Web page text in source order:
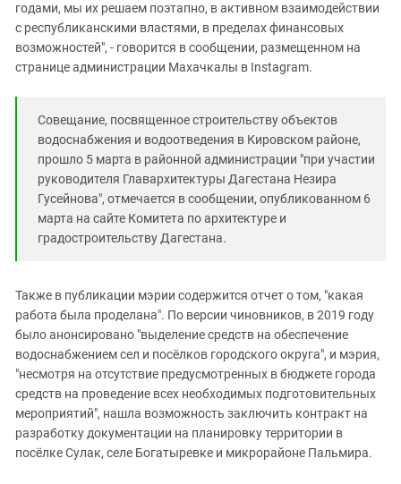
годами, мы их решаем поэтапно, в активном взаимодействии
с республиканскими властями, в пределах финансовых
возможностей", - говорится в сообщении, размещенном на
странице администрации Махачкалы в Instagram.
Совещание, посвященное строительству объектов
водоснабжения и водоотведения в Кировском районе,
прошло 5 марта в районной администрации "при участии
руководителя Главархитектуры Дагестана Незира
Гусейнова", отмечается в сообщении, опубликованном 6
марта на сайте Комитета по архитектуре и
градостроительству Дагестана.
Также в публикации мэрии содержится отчет о том, "какая
работа была проделана". По версии чиновников, в 2019 году
было анонсировано "выделение средств на обеспечение
водоснабжением сел и посёлков городского округа", и мэрия,
"несмотря на отсутствие предусмотренных в бюджете города
средств на проведение всех необходимых подготовительных
мероприятий", нашла возможность заключить контракт на
разработку документации на планировку территории в
посёлке Сулак, селе Богатыревке и микрорайоне Пальмира.